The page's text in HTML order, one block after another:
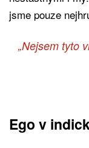
jsme pouze
„Nejsem tyto
Ego v